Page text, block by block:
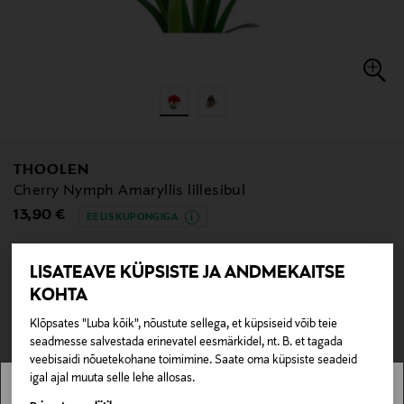
LISATEAVE KÜPSISTE JA ANDMEKAITSE
KOHTA
Klõpsates "Luba kõik", nõustute sellega, et küpsiseid võib teie
seadmesse salvestada erinevatel eesmärkidel, nt. B. et tagada
veebisaidi nõuetekohane toimimine. Saate oma küpsiste seadeid
igal ajal muuta selle lehe allosas.
THOOLEN
Cherry Nymph Amaryllis lillesibul
Original Price
13,90 € EELIS KUPONGIGA
Pole saadaval kaubamajas ja veebipoes.
LÄBIMÜÜDUD
null
null